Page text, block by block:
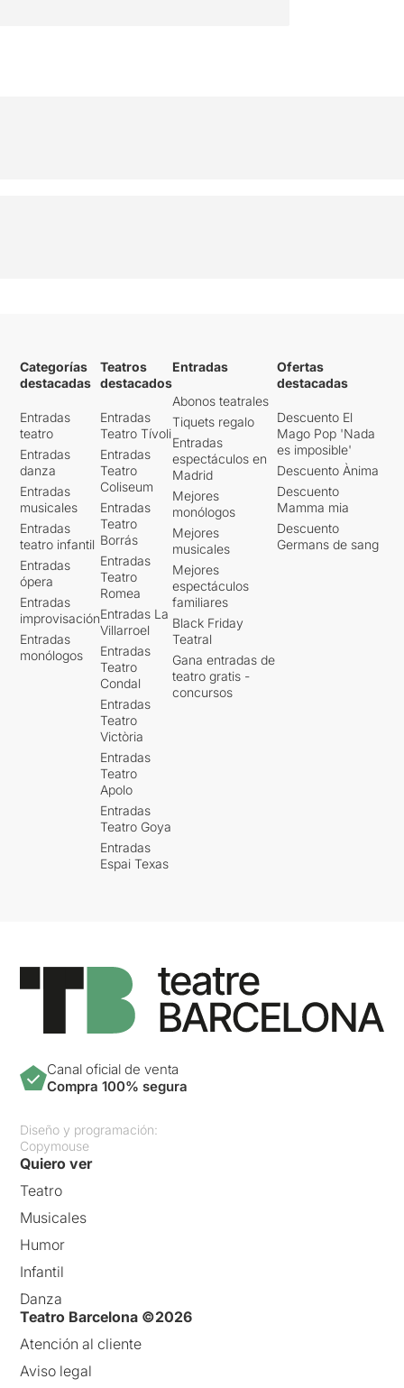
Categorías
destacadas
Entradas
teatro
Entradas
danza
Entradas
musicales
Entradas
teatro infantil
Entradas
ópera
Entradas
improvisación
Entradas
monólogos
Teatros
destacados
Entradas
Teatro Tívoli
Entradas
Teatro
Coliseum
Entradas
Teatro
Borrás
Entradas
Teatro
Romea
Entradas La
Villarroel
Entradas
Teatro
Condal
Entradas
Teatro
Victòria
Entradas
Teatro
Apolo
Entradas
Teatro Goya
Entradas
Espai Texas
Entradas
Abonos teatrales
Tiquets regalo
Entradas
espectáculos en
Madrid
Mejores
monólogos
Mejores
musicales
Mejores
espectáculos
familiares
Black Friday
Teatral
Gana entradas de
teatro gratis -
concursos
Ofertas
destacadas
Descuento El
Mago Pop 'Nada
es imposible'
Descuento Ànima
Descuento
Mamma mia
Descuento
Germans de sang
Canal oficial de venta
Compra 100% segura
Diseño y programación:
Copymouse
Quiero ver
Teatro
Musicales
Humor
Infantil
Danza
Teatro Barcelona ©2026
Atención al cliente
Aviso legal